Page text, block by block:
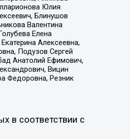
Юлия
Блинушов
Валентина
Елена
Алексеевна,
Подузов Сергей
Анатолий Ефимович,
Вицин
Федоровна, Резник
в соответствии с